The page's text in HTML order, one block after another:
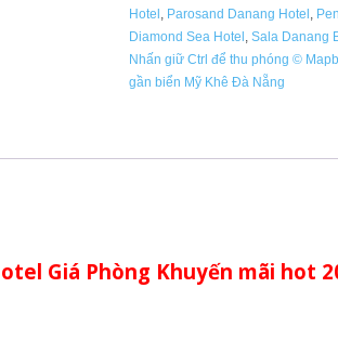
Hotel , Parosand Danang Hotel ,
Diamond Sea Hotel ,Sala Danang
Nhấn giữ Ctrl để thu phóng ©
gần biển Mỹ Khê Đà Nẵng
Giá Phòng Khuyến mãi hot